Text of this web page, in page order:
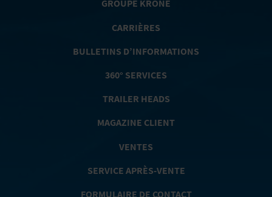
GROUPE KRONE
CARRIÈRES
BULLETINS D’INFORMATIONS
360° SERVICES
TRAILER HEADS
MAGAZINE CLIENT
VENTES
SERVICE APRÈS-VENTE
FORMULAIRE DE CONTACT